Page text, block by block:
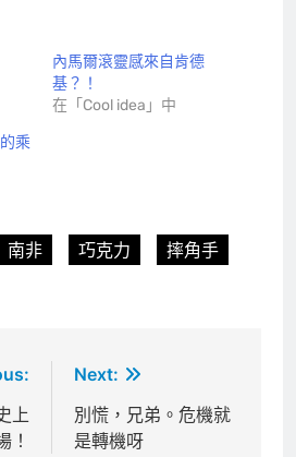
內馬爾滾靈感來自肯德
基？！
在「Cool idea」中
乘
南非 巧克力
摔角手
上
！
Next:
別慌，兄弟。危機就
是轉機呀